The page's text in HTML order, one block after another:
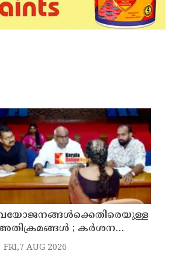
; കർശന
സ്വീകരിക്കുമെന്ന്
FRI,7 AUG 2026